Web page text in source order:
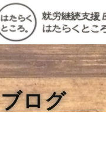
ブログ